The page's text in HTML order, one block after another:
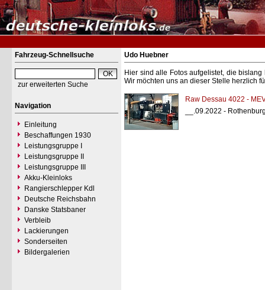
Fahrzeug-Schnellsuche
zur erweiterten Suche
Navigation
Einleitung
Beschaffungen 1930
Leistungsgruppe I
Leistungsgruppe II
Leistungsgruppe III
Akku-Kleinloks
Rangierschlepper Kdl
Deutsche Reichsbahn
Danske Statsbaner
Verbleib
Lackierungen
Sonderseiten
Bildergalerien
Udo Huebner
Hier sind alle Fotos aufgelistet, die
Wir möchten uns an dieser Stelle herzlich
Raw Dessau 4022 -
__.09.2022 -